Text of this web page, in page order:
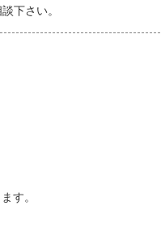
下さい。
す。